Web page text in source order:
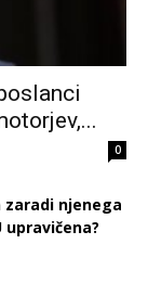
0
zaradi njenega